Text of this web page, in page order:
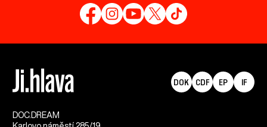
DOC.DREAM​
DOK CDF EP IF